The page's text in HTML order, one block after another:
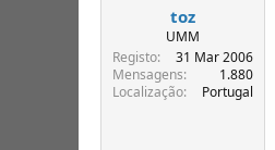
toz
UMM
Registo
31 Mar 2006
Mensagens
1.880
Localização
Portugal